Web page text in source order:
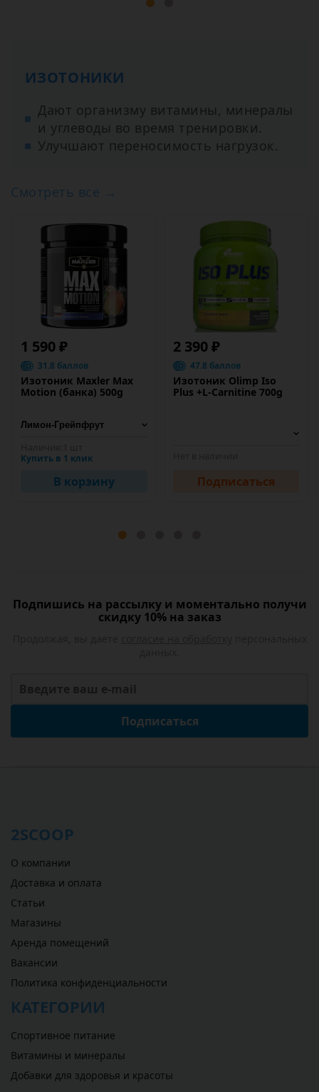
ИЗОТОНИКИ
Дают организму витамины, минералы
и углеводы во время тренировки.
Улучшают переносимость нагрузок.
Смотреть все →
1 590 ₽
31.8 баллов
Изотоник Maxler Max
Motion (банка) 500g
Купить в 1 клик
В корзину
2 390 ₽
47.8 баллов
Изотоник Olimp Iso
Plus +L-Carnitine 700g
Подписаться
Подпишись на рассылку и моментально получи
скидку 10% на заказ
Подписаться
2SCOOP
О компании
Доставка и оплата
Статьи
Магазины
Аренда помещений
Вакансии
Политика конфиденциальности
КАТЕГОРИИ
Спортивное питание
Витамины и минералы
Добавки для здоровья и красоты